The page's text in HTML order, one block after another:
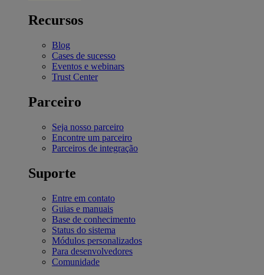
Recursos
Blog
Cases de sucesso
Eventos e webinars
Trust Center
Parceiro
Seja nosso parceiro
Encontre um parceiro
Parceiros de integração
Suporte
Entre em contato
Guias e manuais
Base de conhecimento
Status do sistema
Módulos personalizados
Para desenvolvedores
Comunidade